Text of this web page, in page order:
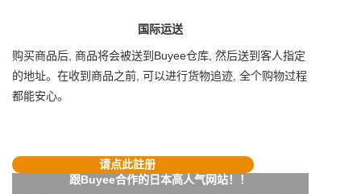
国际运送
购买商品后, 商品将会被送到Buyee仓库, 然后送到客人指定
的地址。在收到商品之前, 可以进行货物追迹, 全个购物过程
都能安心。
请点此註册
跟Buyee合作的日本高人气网站！！